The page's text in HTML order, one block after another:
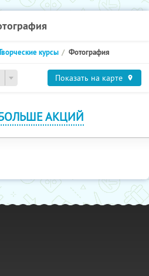
курсы Фотография
Показать на карте
АКЦИЙ